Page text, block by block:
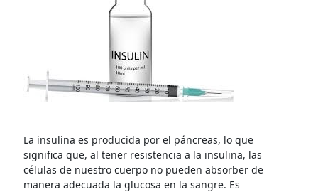
La insulina es producida por el páncreas, lo que
significa que, al tener resistencia a la insulina, las
células de nuestro cuerpo no pueden absorber de
manera adecuada la glucosa en la sangre. Es